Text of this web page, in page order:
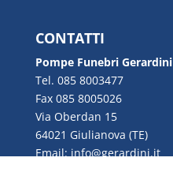
CONTATTI
Pompe Funebri Gerardini
Tel. 085 8003477
Fax 085 8005026
Via Oberdan 15
64021 Giulianova (TE)
Email: info@gerardini.it